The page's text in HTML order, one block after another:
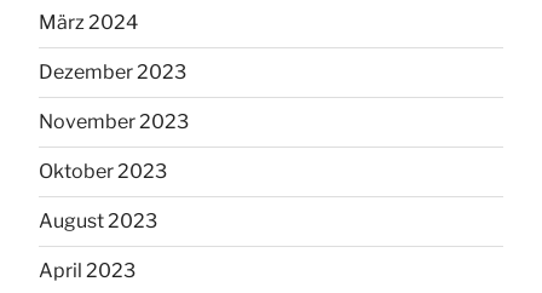
März 2024
Dezember 2023
November 2023
Oktober 2023
August 2023
April 2023